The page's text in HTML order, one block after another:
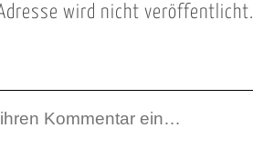
wird nicht veröffentlicht.